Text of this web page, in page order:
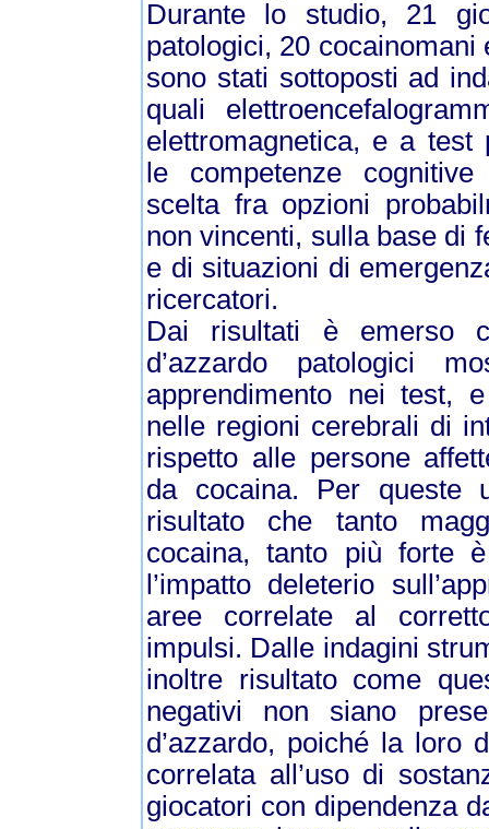
Durante lo studio, 21
patologici, 20 cocainomani
sono stati sottoposti ad
quali
elettromagnetica, e a test
le competenze
scelta fra opzioni
non vincenti, sulla base di
e di situazioni di
ricercatori.
Dai risultati è emerso
d’azzardo patologici
apprendimento nei test,
nelle regioni cerebrali di
rispetto alle persone
da cocaina. Per queste
risultato che tanto
cocaina, tanto più forte
l’impatto deleterio
aree correlate al
impulsi. Dalle indagini
inoltre risultato come
negativi non siano
d’azzardo, poiché la loro
correlata all’uso di
giocatori con dipendenza